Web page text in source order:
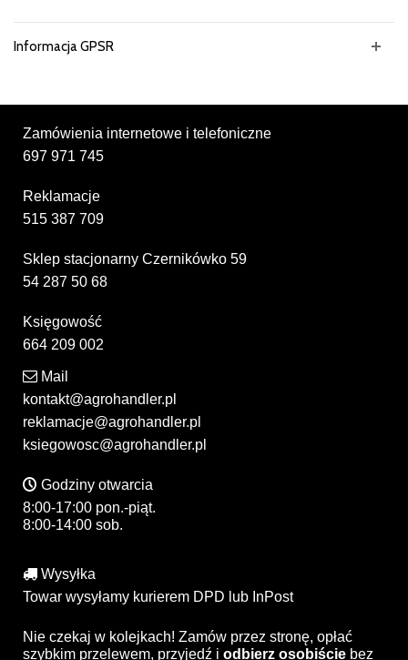
Informacja GPSR
Zamówienia internetowe i telefoniczne
697 971 745
Reklamacje
515 387 709
Sklep stacjonarny Czernikówko 59
54 287 50 68
Księgowość
664 209 002
Mail
kontakt@agrohandler.pl
reklamacje@agrohandler.pl
ksiegowosc@agrohandler.pl
Godziny otwarcia
8:00-17:00 pon.-piąt.
8:00-14:00 sob.
Wysyłka
Towar wysyłamy kurierem DPD lub InPost
Nie czekaj w kolejkach! Zamów przez stronę, opłać
szybkim przelewem, przyjedź i odbierz osobiście bez